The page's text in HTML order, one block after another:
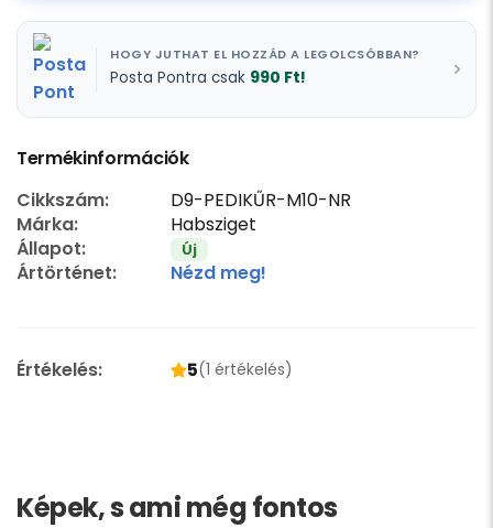
HOGY JUTHAT EL HOZZÁD A LEGOLCSÓBBAN?
Posta Pontra csak 990 Ft!
Termékinformációk
Cikkszám:
D9-PEDIKŰR-M10-NR
Márka:
Habsziget
Állapot:
Új
Ártörténet: Nézd meg!
Értékelés: 5(1 értékelés)
Képek, s ami még fontos